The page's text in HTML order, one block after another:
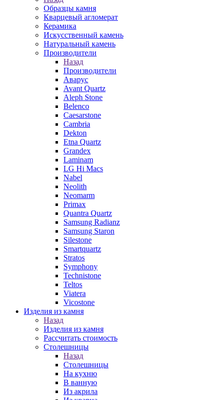
Образцы камня
Кварцевый агломерат
Керамика
Искусственный камень
Натуральный камень
Производители
Назад
Производители
Аварус
Avant Quartz
Aleph Stone
Belenco
Caesarstone
Cambria
Dekton
Etna Quartz
Grandex
Laminam
LG Hi Macs
Nabel
Neolith
Neomarm
Primax
Quantra Quartz
Samsung Radianz
Samsung Staron
Silestone
Smartquartz
Stratos
Symphony
Technistone
Teltos
Viatera
Vicostone
Изделия из камня
Назад
Изделия из камня
Рассчитать стоимость
Столешницы
Назад
Столешницы
На кухню
В ванную
Из акрила